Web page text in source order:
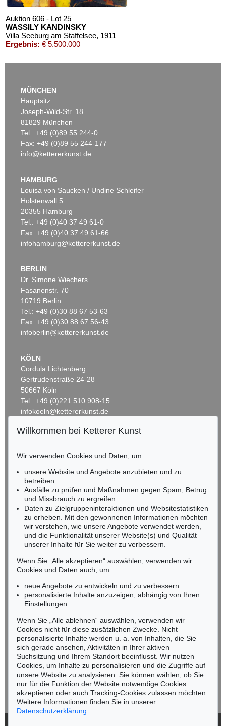
Auktion 606 - Lot 25
WASSILY KANDINSKY
Villa Seeburg am Staffelsee, 1911
Ergebnis: € 5.500.000
Auktion 545 - Lot 43
Ergebnis:€ 3.920.000
Auktion 600 - Lot 61
WASSILY KANDINSKY
Behauptend, 1926
Ergebnis:€ 3.135.000
Auktion 415 - Lot 347
Ergebnis:€ 1.320.000
Auktion 520 - Lot 376
Ergebnis:€ 1.105.000
Auktion 606 - Lot 44
Bei Oberau, 1908
Ergebnis:€ 645.000
Auktion 432 - Lot 338
MÜNCHEN
Hauptsitz
Joseph-Wild-Str. 18
81829 München
Tel.: +49 (0)89 55 244-0
Fax: +49 (0)89 55 244-177
info@kettererkunst.de
HAMBURG
Louisa von Saucken / Undine Schleifer
Holstenwall 5
20355 Hamburg
Tel.: +49 (0)40 37 49 61-0
Fax: +49 (0)40 37 49 61-66
infohamburg@kettererkunst.de
BERLIN
Dr. Simone Wiechers
Fasanenstr. 70
10719 Berlin
Tel.: +49 (0)30 88 67 53-63
Fax: +49 (0)30 88 67 56-43
infoberlin@kettererkunst.de
KÖLN
Cordula Lichtenberg
Gertrudenstraße 24-28
50667 Köln
Tel.: +49 (0)221 510 908-15
infokoeln@kettererkunst.de
RHEINLAND-PFALZ
Miriam Heß
Tel.: +49 (0)62 21 58 80-038
Fax: +49 (0)62 21 58 80-595
infoheidelberg@kettererkunst.de
NORDDEUTSCHLAND
Nico Kassel, M.A.
Tel.: +49 (0)89 55244-164
Mobil: +49 (0)171 8618661
n.kassel@kettererkunst.de
Keine Auktion mehr verpassen!
Wir informieren Sie rechtzeitig.
Jetzt zum Newsletter anmelden >
Willkommen bei Ketterer Kunst
Wir verwenden Cookies und Daten, um
unsere Website und Angebote anzubieten und zu
betreiben
Ausfälle zu prüfen und Maßnahmen gegen Spam, Betrug
und Missbrauch zu ergreifen
Daten zu Zielgruppeninteraktionen und Websitestatistiken
zu erheben. Mit den gewonnenen Informationen möchten
wir verstehen, wie unsere Angebote verwendet werden,
und die Funktionalität unserer Website(s) und Qualität
unserer Inhalte für Sie weiter zu verbessern.
Wenn Sie „Alle akzeptieren“ auswählen, verwenden wir
Cookies und Daten auch, um
neue Angebote zu entwickeln und zu verbessern
personalisierte Inhalte anzuzeigen, abhängig von Ihren
Einstellungen
Wenn Sie „Alle ablehnen“ auswählen, verwenden wir
Cookies nicht für diese zusätzlichen Zwecke. Nicht
personalisierte Inhalte werden u. a. von Inhalten, die Sie
sich gerade ansehen, Aktivitäten in Ihrer aktiven
Suchsitzung und Ihrem Standort beeinflusst. Wir nutzen
Cookies, um Inhalte zu personalisieren und die Zugriffe auf
unsere Website zu analysieren. Sie können wählen, ob Sie
nur für die Funktion der Website notwendige Cookies
akzeptieren oder auch Tracking-Cookies zulassen möchten.
Weitere Informationen finden Sie in unserer
Datenschutzerklärung